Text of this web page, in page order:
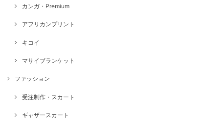
カンガ・Premium
アフリカンプリント
キコイ
マサイブランケット
ファッション
受注制作・スカート
ギャザースカート